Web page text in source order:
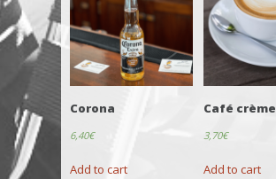
Corona
6,40€
Add to cart
Café crème
3,70€
Add to cart